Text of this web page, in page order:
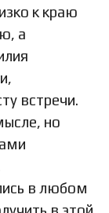
к краю
а
встречи.
но
в любом